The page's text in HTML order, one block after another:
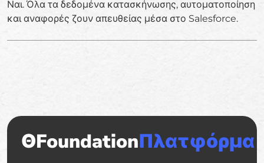
Ναι. Όλα τα δεδομένα κατασκήνωσης, αυτοματοποίηση
και αναφορές ζουν απευθείας μέσα στο Salesforce.
ΘFoundationΠλατφόρμα